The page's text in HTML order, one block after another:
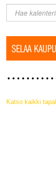
SELAA
Katso kaikki